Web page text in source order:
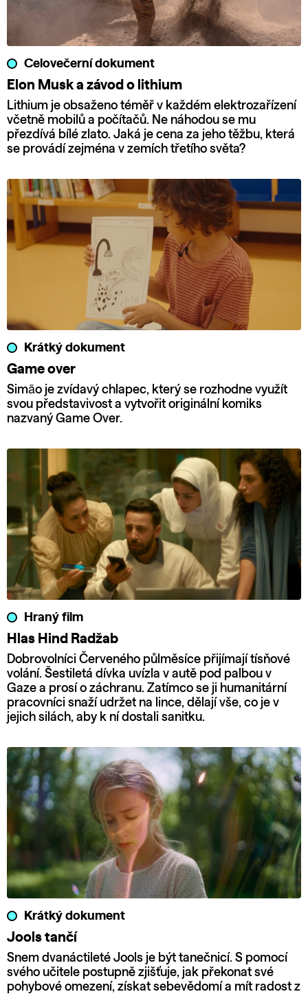
Celovečerní dokument
Elon Musk a závod o lithium
Lithium je obsaženo téměř v každém elektrozařízení
včetně mobilů a počítačů. Ne náhodou se mu
přezdívá bílé zlato. Jaká je cena za jeho těžbu, která
se provádí zejména v zemích třetího světa?
Krátký dokument
Game over
Simão je zvídavý chlapec, který se rozhodne využít
svou představivost a vytvořit originální komiks
nazvaný Game Over.
Hraný film
Hlas Hind Radžab
Dobrovolníci Červeného půlměsíce přijímají tísňové
volání. Šestiletá dívka uvízla v autě pod palbou v
Gaze a prosí o záchranu. Zatímco se ji humanitární
pracovníci snaží udržet na lince, dělají vše, co je v
jejich silách, aby k ní dostali sanitku.
Krátký dokument
Jools tančí
Snem dvanáctileté Jools je být tanečnicí. S pomocí
svého učitele postupně zjišťuje, jak překonat své
pohybové omezení, získat sebevědomí a mít radost z